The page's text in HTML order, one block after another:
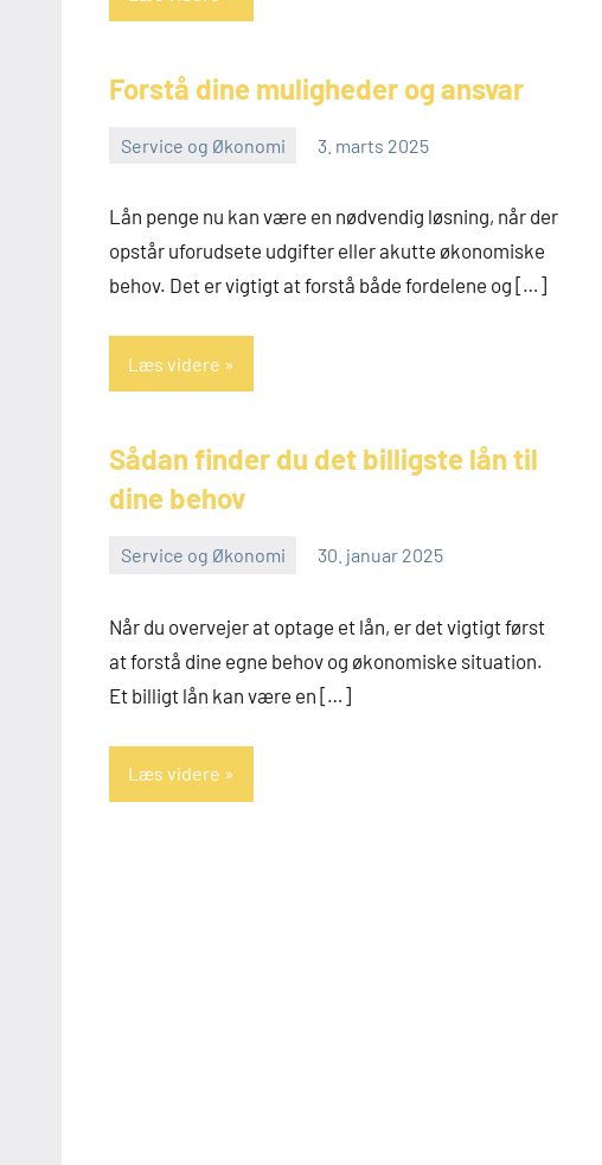
Forstå dine muligheder og ansvar
Service og Økonomi 3. marts 2025
Lån penge nu kan være en nødvendig løsning, når der
opstår uforudsete udgifter eller akutte økonomiske
behov. Det er vigtigt at forstå både fordelene og […]
Læs videre
Sådan finder du det billigste lån til
dine behov
Service og Økonomi 30. januar 2025
Når du overvejer at optage et lån, er det vigtigt først
at forstå dine egne behov og økonomiske situation.
Et billigt lån kan være en […]
Læs videre